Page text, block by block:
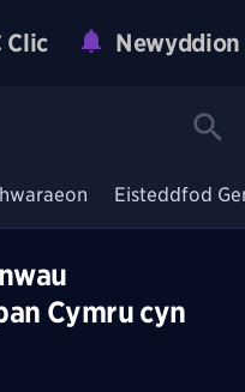
Clic Newyddion
Eisteddfod
Cymru cyn